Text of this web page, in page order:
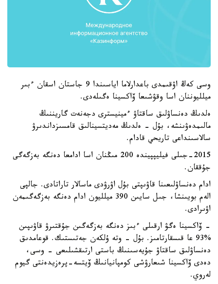
وسى كەڭ اۋقىمدى باعدارلاما اياسىندا 9 جاستان اسقان ءبىر
ميلليوننان اسا وقۋشىعا ۆاكسينا ەگىلەدى.
ەلدىڭ دەنساۋلىق ساقتاۋ ءمينيسترى دجەنەت گاريننىڭ
مالىمدەۋىنشە، بۇل - ەلدىڭ مەديتسينالىق قامسىزداندىرۋ
سالاسىنداعى تاريحي قادام.
2015-جىلى فيليپپيندە 200 مىڭنان اسا ادامعا دەنگە بەزگەگى
جۇققان.
ادام دەنساۋلىعىنا قاۋىپتى بۇل اۋرۋدى ماسالار تاراتادى. جالپى
الەم بويىنشا، جىل سايىن 390 ميلليون ادام دەنگە بەزگەگىمەن
اۋىرادى.
- ۆاكسينا ەگۋ ارقىلى ءبىز دەنگە بەزگەگىن جۇقتىرۋ قاۋىپىن
%93 عا قىسقارتامىز. بۇل - وتە ۇلكەن جەتىستىك. قوعامدىق
دەنساۋلىق ساقتاۋ جۇيەسىنىڭ باستى ارتىقشىلىعى - وسى،
دەدى ۆاكسينا شىعارۋشى كومپانيانىڭ ۆيتسە-پرەزيدەنتى گيوم
لەروي.